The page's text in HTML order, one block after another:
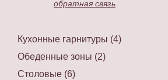
обратная связь
Кухонные гарнитуры (4)
Обеденные зоны (2)
Столовые (6)